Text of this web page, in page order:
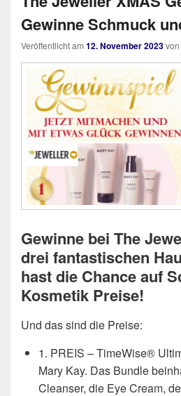
Gewinne Schmuck
Veröffentlicht am 12. November 2023von
Gewinne bei The
drei fantastischen
hast die Chance auf
Kosmetik Preise!
Und das sind die Preise:
1. PREIS – TimeWise®
Mary Kay. Das Bundle
Cleanser, die Eye Cream,